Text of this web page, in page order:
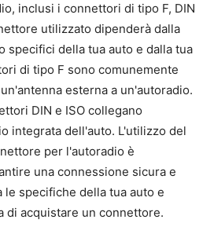
inclusi i connettori di tipo F, DIN
utilizzato dipenderà dalla
specifici della tua auto e dalla tua
di tipo F sono comunemente
esterna a un'autoradio.
DIN e ISO collegano
integrata dell'auto. L'utilizzo del
per l'autoradio è
una connessione sicura e
specifiche della tua auto e
di acquistare un connettore.